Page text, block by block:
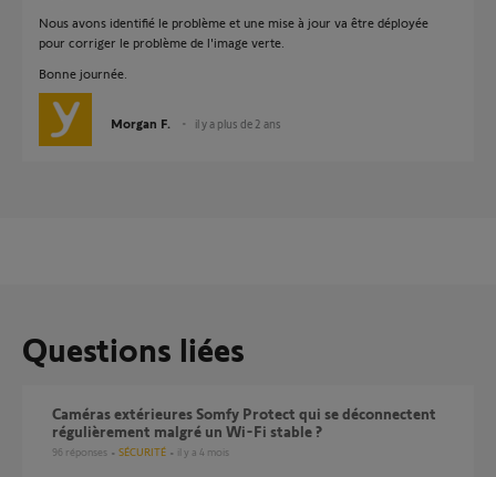
Nous avons identifié le problème et une mise à jour va être déployée
pour corriger le problème de l'image verte.
Bonne journée.
Morgan F. il y a plus de 2 ans
Questions liées
Caméras extérieures Somfy Protect qui se déconnectent
régulièrement malgré un Wi-Fi stable ?
96 réponses SÉCURITÉ il y a 4 mois